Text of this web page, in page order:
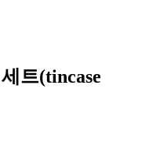
트(tincase